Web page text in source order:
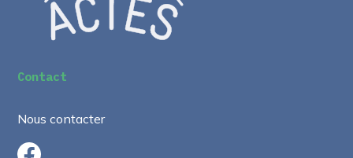
Contact
Nous contacter